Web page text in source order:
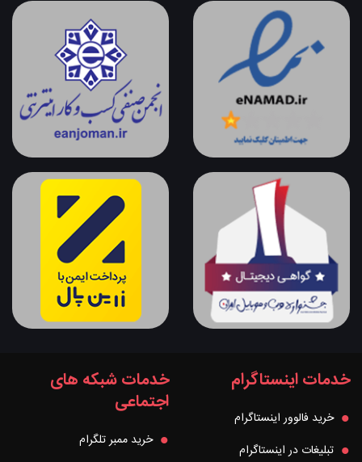
خدمات اینستاگرام
خرید فالوور اینستاگرام
تبلیغات در اینستاگرام
خدمات شبکه های
اجتماعی
خرید ممبر تلگرام